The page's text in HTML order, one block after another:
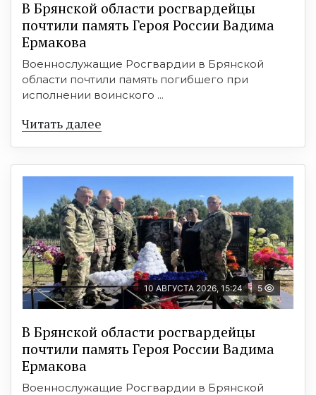
В Брянской области росгвардейцы
почтили память Героя России Вадима
Ермакова
Военнослужащие Росгвардии в Брянской
области почтили память погибшего при
исполнении воинского ...
Читать далее
10 АВГУСТА 2026, 15:24 5
В Брянской области росгвардейцы
почтили память Героя России Вадима
Ермакова
Военнослужащие Росгвардии в Брянской